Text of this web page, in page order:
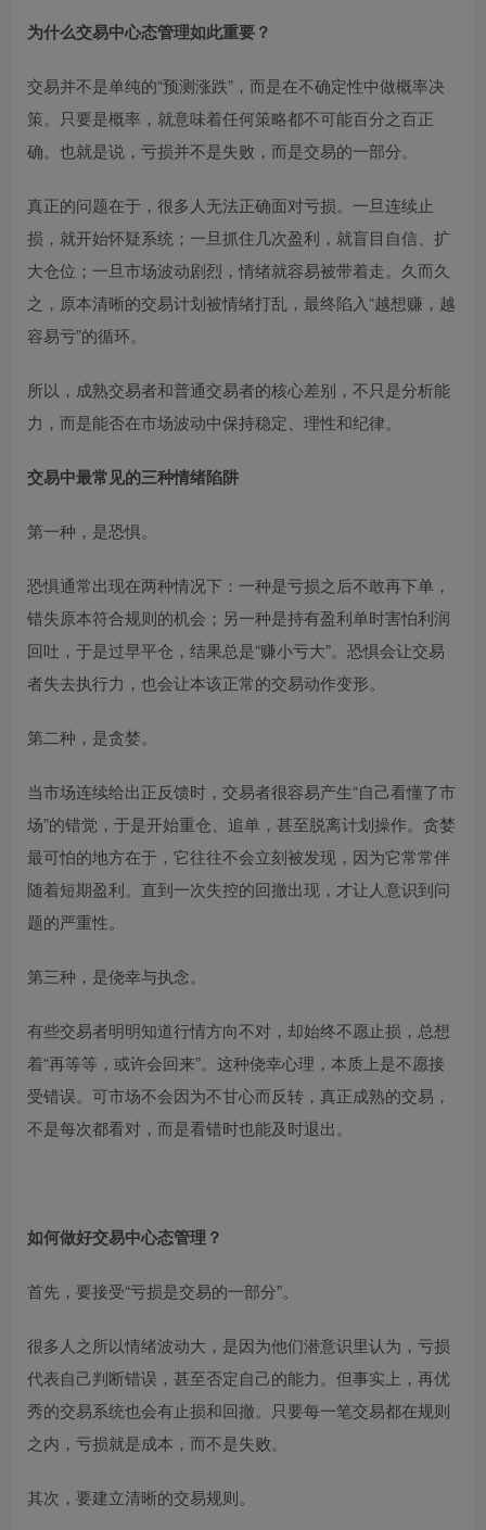
为什么交易中心态管理如此重要？
交易并不是单纯的“预测涨跌”，而是在不确定性中做概率决
策。只要是概率，就意味着任何策略都不可能百分之百正
确。也就是说，亏损并不是失败，而是交易的一部分。
真正的问题在于，很多人无法正确面对亏损。一旦连续止
损，就开始怀疑系统；一旦抓住几次盈利，就盲目自信、扩
大仓位；一旦市场波动剧烈，情绪就容易被带着走。久而久
之，原本清晰的交易计划被情绪打乱，最终陷入“越想赚，越
容易亏”的循环。
所以，成熟交易者和普通交易者的核心差别，不只是分析能
力，而是能否在市场波动中保持稳定、理性和纪律。
交易中最常见的三种情绪陷阱
第一种，是恐惧。
恐惧通常出现在两种情况下：一种是亏损之后不敢再下单，
错失原本符合规则的机会；另一种是持有盈利单时害怕利润
回吐，于是过早平仓，结果总是“赚小亏大”。恐惧会让交易
者失去执行力，也会让本该正常的交易动作变形。
第二种，是贪婪。
当市场连续给出正反馈时，交易者很容易产生“自己看懂了市
场”的错觉，于是开始重仓、追单，甚至脱离计划操作。贪婪
最可怕的地方在于，它往往不会立刻被发现，因为它常常伴
随着短期盈利。直到一次失控的回撤出现，才让人意识到问
题的严重性。
第三种，是侥幸与执念。
有些交易者明明知道行情方向不对，却始终不愿止损，总想
着“再等等，或许会回来”。这种侥幸心理，本质上是不愿接
受错误。可市场不会因为不甘心而反转，真正成熟的交易，
不是每次都看对，而是看错时也能及时退出。
如何做好交易中心态管理？
首先，要接受“亏损是交易的一部分”。
很多人之所以情绪波动大，是因为他们潜意识里认为，亏损
代表自己判断错误，甚至否定自己的能力。但事实上，再优
秀的交易系统也会有止损和回撤。只要每一笔交易都在规则
之内，亏损就是成本，而不是失败。
其次，要建立清晰的交易规则。